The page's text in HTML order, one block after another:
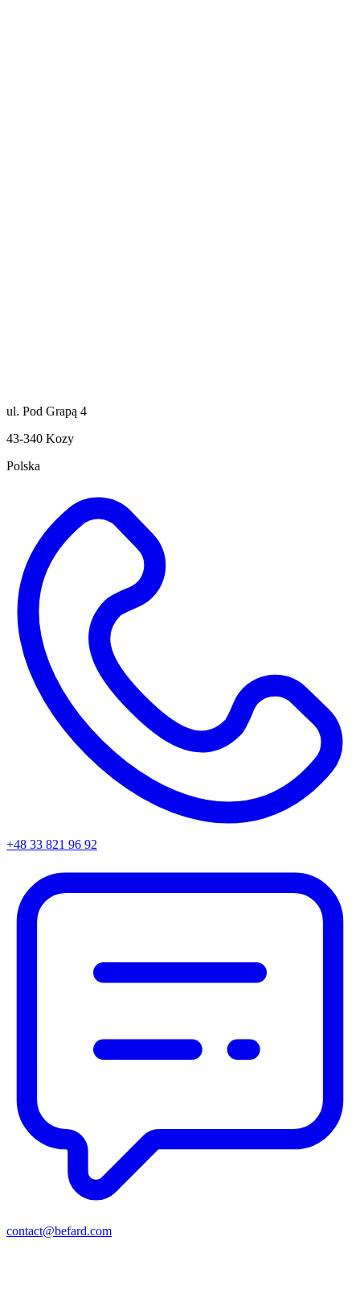
ul. Pod Grapą 4
43-340 Kozy
Polska
+48 33 821 96 92
contact@befard.com